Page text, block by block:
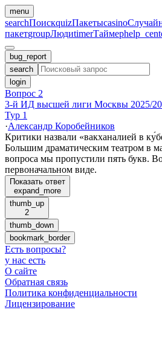
menu
searchПоискquizПакетыcasino
пакетgroupЛюдиtimerТаймер
bug_report
search
login
Вопрос 2
3-й ИД высшей лиги Москвы 2025/
Тур 1
·Александр Коробейников
Критики назвали «вакханалией в
Большим драматическим театром в
вопроса мы пропустили пять букв.
первоначальном виде.
Показать ответ
expand_more
thumb_up
2
thumb_down
bookmark_border
Есть вопросы?
у нас есть
О сайте
Обратная связь
Политика конфиденциальности
Лицензирование